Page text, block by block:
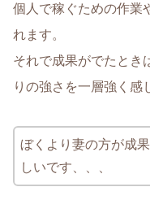
個人で稼ぐための作業
れます。
それで成果がでたとき
りの強さを一層強く感
ぼくより妻の方が成
しいです、、、